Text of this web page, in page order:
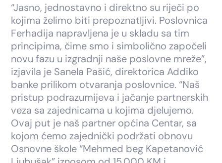
“Jasno, jednostavno i direktno su riječi po
kojima želimo biti prepoznatljivi. Poslovnica
Ferhadija napravljena je u skladu sa tim
principima, čime smo i simbolično započeli
novu fazu u izgradnji naše poslovne mreže”,
izjavila je Sanela Pašić, direktorica Addiko
banke prilikom otvaranja poslovnice. “Naš
pristup podrazumijeva i jačanje partnerskih
veza sa zajednicama u kojima djelujemo.
Ovaj put je naš partner općina Centar, sa
kojom ćemo zajednički podržati obnovu
Osnovne škole “Mehmed beg Kapetanović